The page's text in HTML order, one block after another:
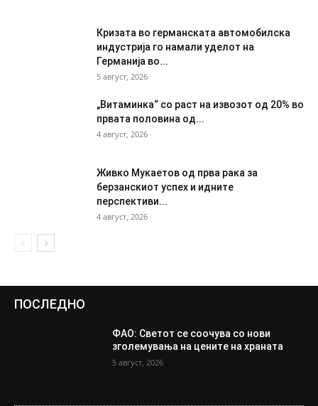
Кризата во германската автомобилска
индустрија го намали уделот на
Германија во...
5 август, 2026
„Витаминка“ со раст на извозот од 20% во
првата половина од...
4 август, 2026
Живко Мукаетов од прва рака за
берзанскиот успех и идните
перспективи...
4 август, 2026
ПОСЛЕДНО
ФАО: Светот се соочува со нови
зголемувања на цените на храната
5 август, 2026